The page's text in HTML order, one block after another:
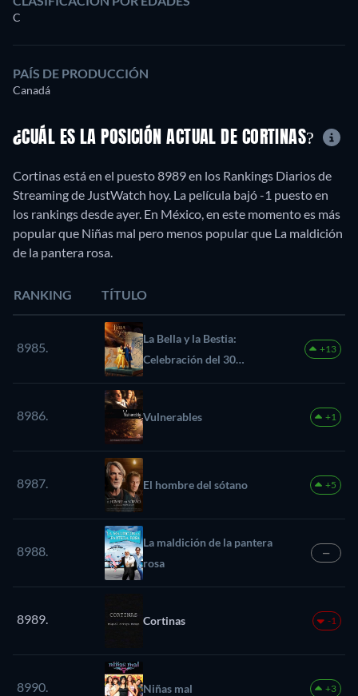
C
PAÍS DE PRODUCCIÓN
Canadá
¿CUÁL ES LA POSICIÓN ACTUAL DE CORTINAS?
Cortinas está en el puesto 8989 en los Rankings Diarios de
Streaming de JustWatch hoy. La película bajó -1 puesto en
los rankings desde ayer. En México, en este momento es más
popular que Niñas mal pero menos popular que La maldición
de la pantera rosa.
RANKING TÍTULO
8985.
La Bella y la Bestia:
Celebración del 30
aniversario
+13
8986. Vulnerables +1
8987. El hombre del sótano +5
8988.
La maldición de la pantera
rosa
—
8989. Cortinas -1
8990. Niñas mal +3